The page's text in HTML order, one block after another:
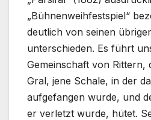
„Bühnenweihfestspiel“
deutlich von seinen
unterschieden. Es führt
Gemeinschaft von Rittern,
Gral, jene Schale, in der
aufgefangen wurde, und
er verletzt wurde, hütet.